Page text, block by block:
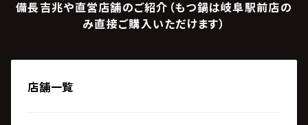
備長吉兆や直営店舗のご紹介（もつ鍋は岐阜駅前店の
み直接ご購入いただけます）
店舗一覧